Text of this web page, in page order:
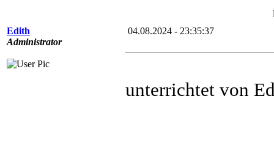
Edith
Administrator
04.08.2024 - 23:35:37
unterrichtet von